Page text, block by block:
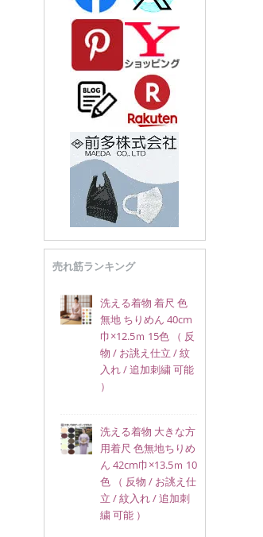
売れ筋ランキング
洗える着物 着尺 色
無地 ちりめん 40cm
巾×12.5ｍ 15色 （ 反
物 / お誂え仕立 / 紋
入れ / 追加刺繍 可能
）
洗える着物 大きな方
用着尺 色無地ちりめ
ん 42cm巾×13.5ｍ 10
色 （ 反物 / お誂え仕
立 / 紋入れ / 追加刺
繍 可能 ）